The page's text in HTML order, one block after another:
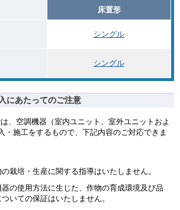
床置形
シングル
シングル
にあたってのご注意
、空調機器（室内ユニット、室外ユニットおよ
・施工をするもので、下記内容のご対応できま
栽培・生産に関する指導はいたしません。
の使用方法に生じた、作物の育成環境及び品
いての保証はいたしません。